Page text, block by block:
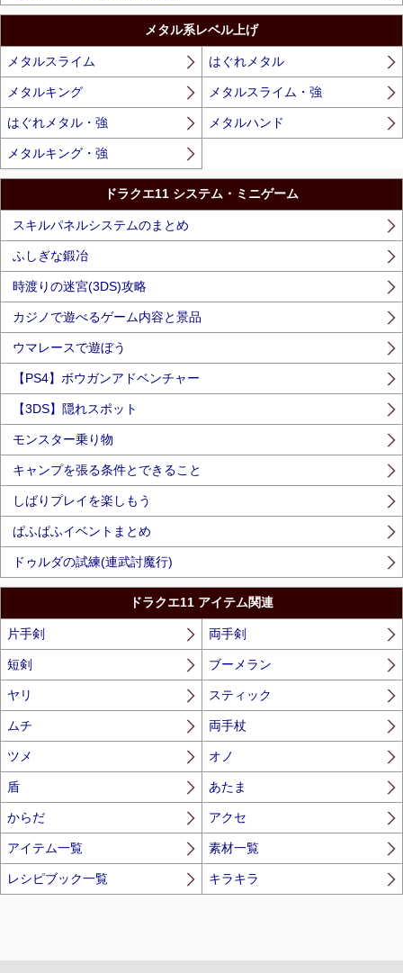
メタル系レベル上げ
メタルスライム はぐれメタル
メタルキング メタルスライム・強
はぐれメタル・強 メタルハンド
メタルキング・強
ドラクエ11 システム・ミニゲーム
スキルパネルシステムのまとめ
ふしぎな鍛冶
時渡りの迷宮(3DS)攻略
カジノで遊べるゲーム内容と景品
ウマレースで遊ぼう
【PS4】ボウガンアドベンチャー
【3DS】隠れスポット
モンスター乗り物
キャンプを張る条件とできること
しばりプレイを楽しもう
ぱふぱふイベントまとめ
ドゥルダの試練(連武討魔行)
ドラクエ11 アイテム関連
片手剣 両手剣
短剣 ブーメラン
ヤリ スティック
ムチ 両手杖
ツメ オノ
盾 あたま
からだ アクセ
アイテム一覧 素材一覧
レシピブック一覧 キラキラ